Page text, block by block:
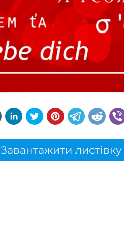
Завантажити листівку